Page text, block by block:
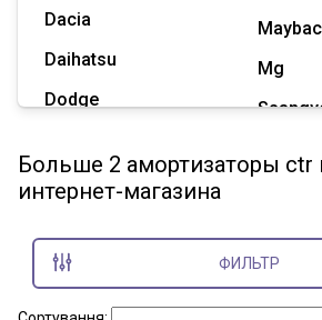
Dacia
Daihatsu
Dodge
Great Wall
Hummer
Mg
Показать все марки
Больше 2 амортизаторы ctr
интернет-магазина
ФИЛЬТР